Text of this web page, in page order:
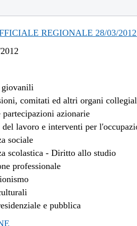
REGIONALE 28/03/
comitati ed altri organi
partecipazioni azionarie
lavoro e interventi per
sociale
scolastica - Diritto allo studio
professionale
e pubblica